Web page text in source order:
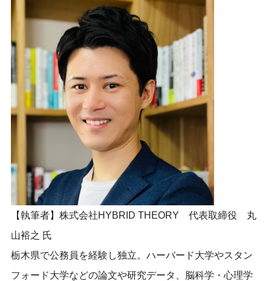
【執筆者】株式会社HYBRID THEORY 代表取締役 丸
山裕之 氏
栃木県で公務員を経験し独立。 ハーバード大学やスタン
フォード大学などの論文や研究データ、
脳科学・心理学